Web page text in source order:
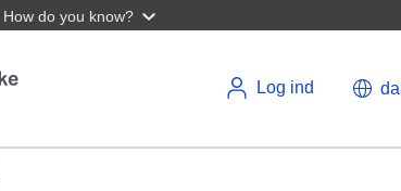
How do you know?
Log ind